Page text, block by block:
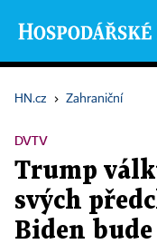
HN.cz › Zahraniční
DVTV
Trump
svých
Biden